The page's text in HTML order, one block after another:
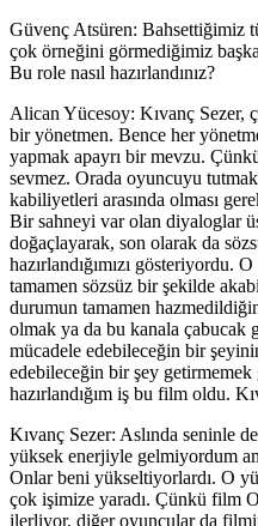
Güvenç Atsüren: Bahsettiğimiz
çok örneğini görmediğimiz
Bu role nasıl hazırlandınız?
Alican Yücesoy: Kıvanç Sezer,
bir yönetmen. Bence her
yapmak apayrı bir mevzu.
sevmez. Orada oyuncuyu
kabiliyetleri arasında olması
Bir sahneyi var olan diyaloglar
doğaçlayarak, son olarak da
hazırlandığımızı gösteriyordu.
tamamen sözsüz bir şekilde
durumun tamamen
olmak ya da bu kanala çabucak
mücadele edebileceğin bir
edebileceğin bir şey
hazırlandığım iş bu film oldu.
Kıvanç Sezer: Aslında seninle
yüksek enerjiyle gelmiyordum
Onlar beni yükseltiyorlardı. O
çok işimize yaradı. Çünkü film
ilerliyor, diğer oyuncular da